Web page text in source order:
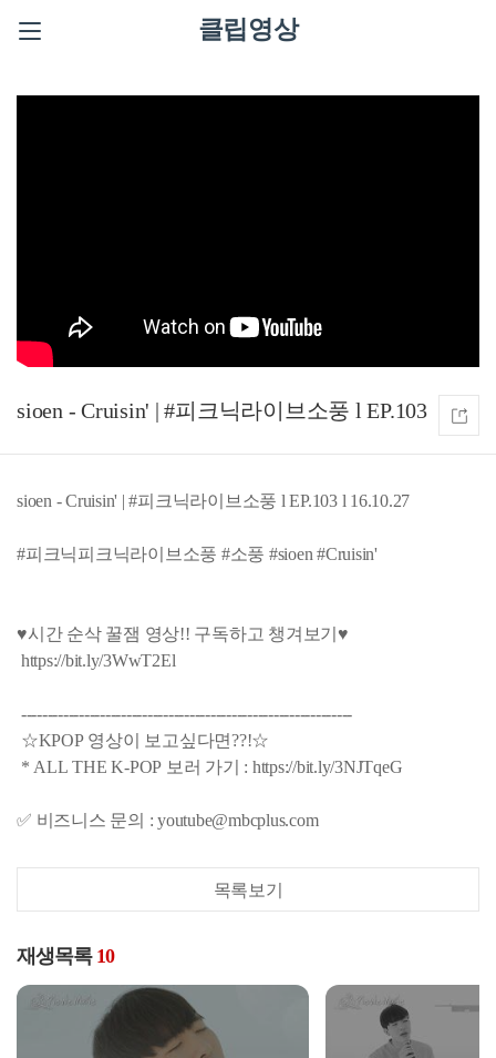
클립영상
sioen - Cruisin' | #피크닉라이브소풍 l EP.103
sioen - Cruisin' | #피크닉라이브소풍 l EP.103 l 16.10.27
#피크닉피크닉라이브소풍 #소풍 #sioen #Cruisin'
♥시간 순삭 꿀잼 영상!! 구독하고 챙겨보기♥
https://bit.ly/3WwT2El
---------------------------------------------------------------
☆KPOP 영상이 보고싶다면??!☆
* ALL THE K-POP 보러 가기 : https://bit.ly/3NJTqeG
✅ 비즈니스 문의 : youtube@mbcplus.com
목록보기
재생목록 10